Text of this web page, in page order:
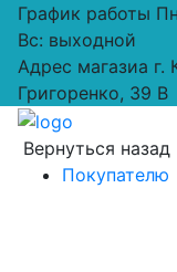
График работы
Вс: выходной
Адрес магазиа г.
Григоренко, 39 В
Вернуться назад
Покупателю